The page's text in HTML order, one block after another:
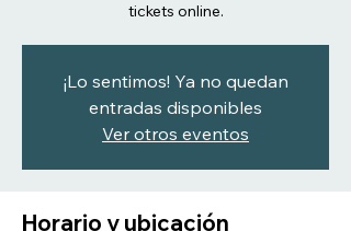
tickets online.
¡Lo sentimos! Ya no quedan
entradas disponibles
Ver otros eventos
Horario y ubicación